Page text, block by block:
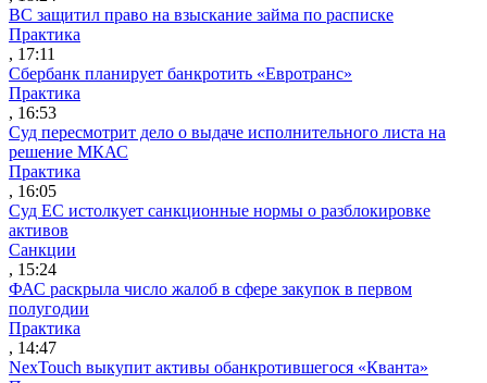
ВС защитил право на взыскание займа по расписке
Практика
, 17:11
Сбербанк планирует банкротить «Евротранс»
Практика
, 16:53
Суд пересмотрит дело о выдаче исполнительного листа на
решение МКАС
Практика
, 16:05
Суд ЕС истолкует санкционные нормы о разблокировке
активов
Санкции
, 15:24
ФАС раскрыла число жалоб в сфере закупок в первом
полугодии
Практика
, 14:47
NexTouch выкупит активы обанкротившегося «Кванта»